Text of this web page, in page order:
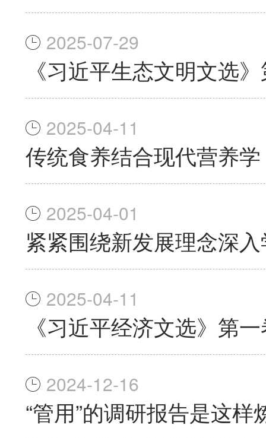
2025-07-29
《习近平生态文明文选
2025-04-11
传统食养结合现代营养
2025-04-01
紧紧围绕新发展理念深
2025-04-11
《习近平经济文选》第
2024-12-16
“管用”的调研报告是这样